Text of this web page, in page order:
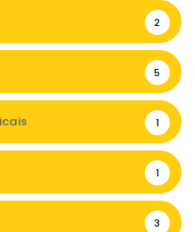
2
5
1
1
3